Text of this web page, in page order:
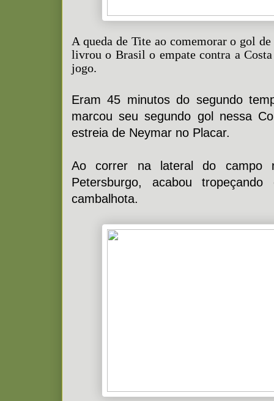
A queda de Tite ao comemorar o gol
livrou o Brasil o empate contra a
jogo.
Eram 45 minutos do segundo
marcou seu segundo gol nessa
estreia de Neymar no Placar.
Ao correr na lateral do campo
Petersburgo, acabou
cambalhota.